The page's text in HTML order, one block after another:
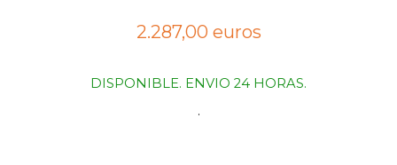
2.287,00 euros
DISPONIBLE. ENVIO 24 HORAS.
.